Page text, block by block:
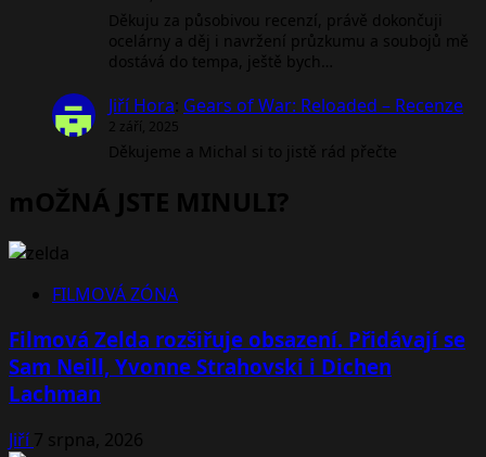
Děkuju za působivou recenzí, právě dokončuji
ocelárny a děj i navržení průzkumu a soubojů mě
dostává do tempa, ještě bych…
Jiří Hora: Gears of War: Reloaded – Recenze
2 září, 2025
Děkujeme a Michal si to jistě rád přečte
mOŽNÁ JSTE MINULI?
FILMOVÁ ZÓNA
Filmová Zelda rozšiřuje obsazení. Přidávají se
Sam Neill, Yvonne Strahovski i Dichen
Lachman
Jiří7 srpna, 2026